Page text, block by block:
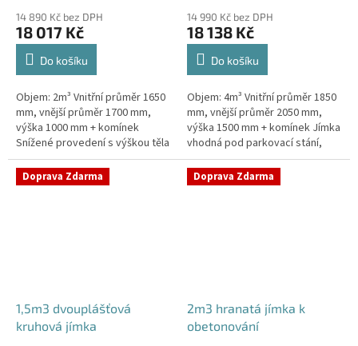
14 890 Kč bez DPH
18 017 Kč
Do košíku
Objem: 2m³ Vnitřní průměr 1650
mm, vnější průměr 1700 mm,
výška 1000 mm + komínek
Snížené provedení s výškou těla
pouhý 1m! Kvalitní, pevná jímka
bez potřeby obetonování
Průměr...
14 990 Kč bez DPH
18 138 Kč
Do košíku
Objem: 4m³ Vnitřní průměr 1850
mm, vnější průměr 2050 mm,
výška 1500 mm + komínek Jímka
vhodná pod parkovací stání,
komunikace i terasy Průměr
přítoku specifikujte v...
Doprava Zdarma
1,5m3 dvouplášťová
kruhová jímka
Doprava Zdarma
2m3 hranatá jímka k
obetonování